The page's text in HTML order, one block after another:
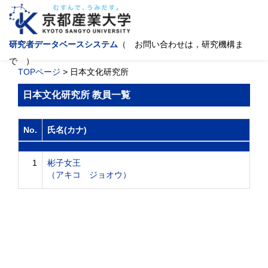
研究者データベースシステム （ お問い合わせは，研究機構ま
で ）
TOPページ > 日本文化研究所
日本文化研究所 教員一覧
No. 氏名(カナ)
1
彬子女王
（アキコ ジョオウ）